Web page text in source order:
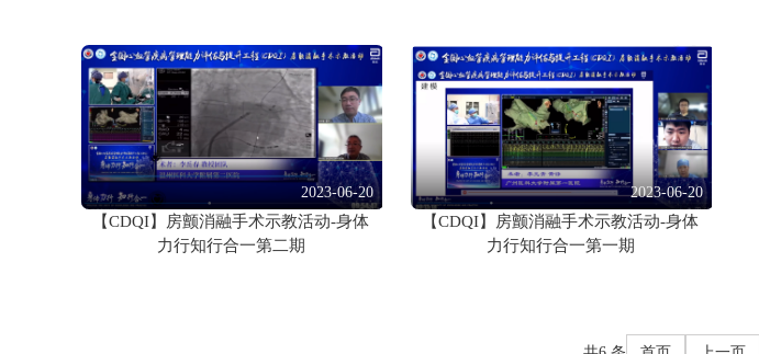
2023-06-20
【CDQI】房颤消融手术示教活动-身体
力行知行合一第二期
2023-06-20
【CDQI】房颤消融手术示教活动-身体
力行知行合一第一期